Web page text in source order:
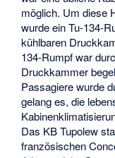
möglich. Um diese
wurde ein Tu-134-
kühlbaren
134-Rumpf war
Druckkammer
Passagiere wurde
gelang es, die
Das KB Tupolew
französischen